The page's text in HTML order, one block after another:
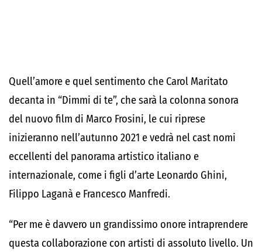
Quell’amore e quel sentimento che Carol Maritato
decanta in “Dimmi di te”, che sarà la colonna sonora
del nuovo film di Marco Frosini, le cui riprese
inizieranno nell’autunno 2021 e vedrà nel cast nomi
eccellenti del panorama artistico italiano e
internazionale, come i figli d’arte Leonardo Ghini,
Filippo Laganà e Francesco Manfredi.
“Per me è davvero un grandissimo onore intraprendere
questa collaborazione con artisti di assoluto livello. Un